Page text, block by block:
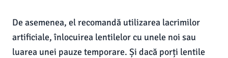
De asemenea, el recomandă utilizarea lacrimilor
artificiale, înlocuirea lentilelor cu unele noi sau
luarea unei pauze temporare. Și dacă porți lentile